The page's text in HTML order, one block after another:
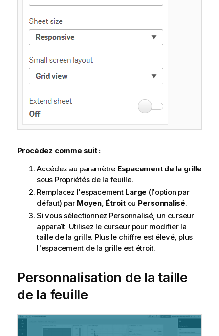
Procédez comme suit :
Accédez au paramètre Espacement de la grille
sous Propriétés de la feuille.
Remplacez l'espacement Large (l'option par
défaut) par Moyen, Étroitou Personnalisé.
Si vous sélectionnez Personnalisé, un curseur
apparaît. Utilisez le curseur pour modifier la
taille de la grille. Plus le chiffre est élevé, plus
l'espacement de la grille est étroit.
Personnalisation de la taille
de la feuille